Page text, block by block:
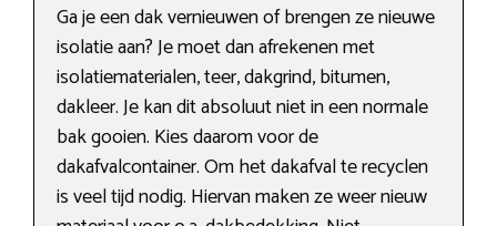
Ga je een dak vernieuwen of brengen ze nieuwe
isolatie aan? Je moet dan afrekenen met
isolatiematerialen, teer, dakgrind, bitumen,
dakleer. Je kan dit absoluut niet in een normale
bak gooien. Kies daarom voor de
dakafvalcontainer. Om het dakafval te recyclen
is veel tijd nodig. Hiervan maken ze weer nieuw